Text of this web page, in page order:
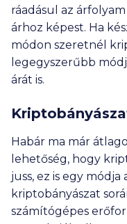
ráadásul az
árhoz képest. Ha
módon szeretnél
legegyszerűbb
árát is.
Habár ma már
lehetőség, hogy
juss, ez is egy
kriptobányászat
számítógépes